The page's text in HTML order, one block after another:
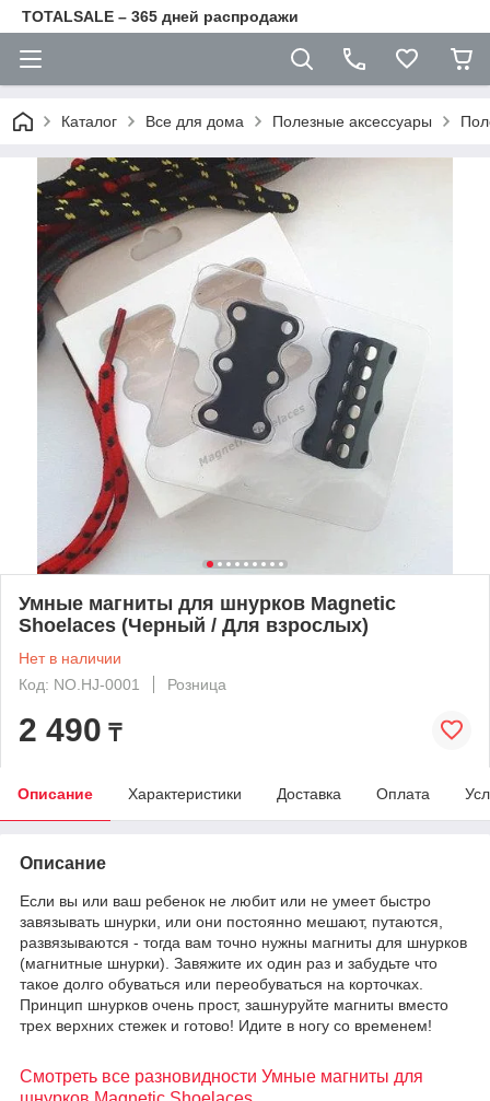
TOTALSALE – 365 дней распродажи
Каталог Все для дома Полезные аксессуары
Умные магниты для шнурков Magnetic
Shoelaces (Черный / Для взрослых)
Нет в наличии
Код: NO.HJ-0001
Розница
2 490 ₸
Описание Характеристики Доставка Оплата
Описание
Если вы или ваш ребенок не любит или не умеет быстро
завязывать шнурки, или они постоянно мешают, путаются,
развязываются - тогда вам точно нужны магниты для шнурков
(магнитные шнурки). Завяжите их один раз и забудьте что
такое долго обуваться или переобуваться на корточках.
Принцип шнурков очень прост, зашнуруйте магниты вместо
трех верхних стежек и готово! Идите в ногу со временем!
Смотреть все разновидности Умные магниты для